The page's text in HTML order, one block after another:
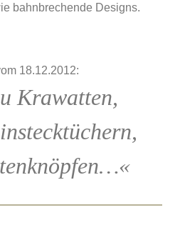
bahnbrechende Designs.
18.12.2012:
Krawatten,